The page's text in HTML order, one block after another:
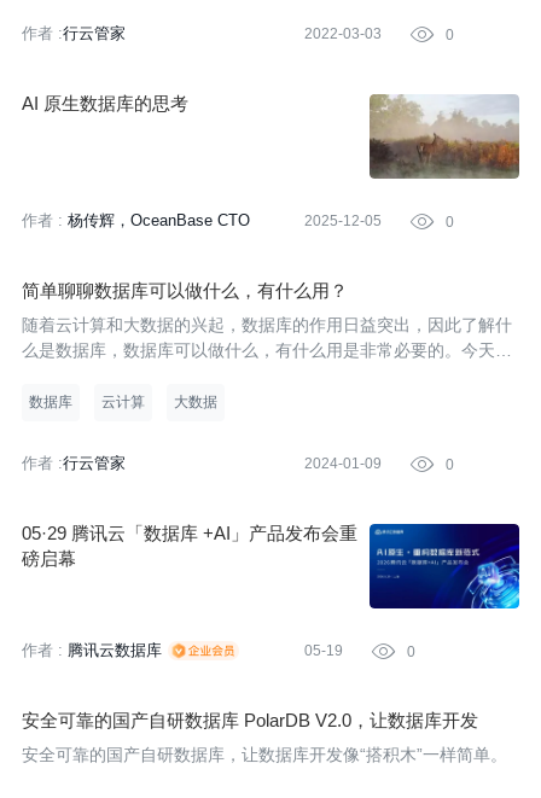
作者 :行云管家 2022-03-03  0
AI 原生数据库的思考
作者 : 杨传辉，OceanBase CTO 2025-12-05  0
简单聊聊数据库可以做什么，有什么用？
随着云计算和大数据的兴起，数据库的作用日益突出，因此了解什
么是数据库，数据库可以做什么，有什么用是非常必要的。今天我
数据库 云计算 大数据
作者 :行云管家 2024-01-09  0
05·29 腾讯云「数据库 +AI」产品发布会重
磅启幕
作者 : 腾讯云数据库 05-19  0
安全可靠的国产自研数据库 PolarDB V2.0，让数据库开发
像“搭积木”一样简单！
安全可靠的国产自研数据库，让数据库开发像“搭积木”一样简单。